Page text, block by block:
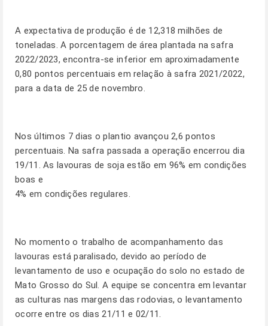
A expectativa de produção é de 12,318 milhões de
toneladas. A porcentagem de área plantada na safra
2022/2023, encontra-se inferior em aproximadamente
0,80 pontos percentuais em relação à safra 2021/2022,
para a data de 25 de novembro.
Nos últimos 7 dias o plantio avançou 2,6 pontos
percentuais. Na safra passada a operação encerrou dia
19/11. As lavouras de soja estão em 96% em condições
boas e
4% em condições regulares.
No momento o trabalho de acompanhamento das
lavouras está paralisado, devido ao período de
levantamento de uso e ocupação do solo no estado de
Mato Grosso do Sul. A equipe se concentra em levantar
as culturas nas margens das rodovias, o levantamento
ocorre entre os dias 21/11 e 02/11.